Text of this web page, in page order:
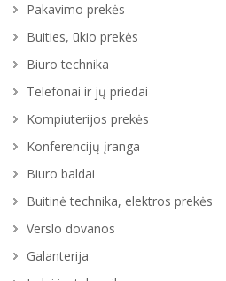
Pakavimo prekės
Buities, ūkio prekės
Biuro technika
Telefonai ir jų priedai
Kompiuterijos prekės
Konferencijų įranga
Biuro baldai
Buitinė technika, elektros prekės
Verslo dovanos
Galanterija